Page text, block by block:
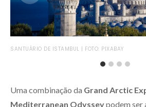
SANTUÁRIO DE ISTAMBUL | FOTO: PIXABAY
Uma combinação da Grand Arctic
Mediterranean Odysseypodem ser